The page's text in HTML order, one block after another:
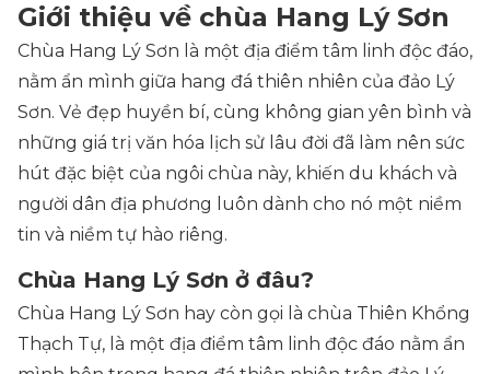
Giới thiệu về chùa Hang Lý Sơn
Chùa Hang Lý Sơn là một địa điểm tâm linh độc đáo,
nằm ẩn mình giữa hang đá thiên nhiên của đảo Lý
Sơn. Vẻ đẹp huyền bí, cùng không gian yên bình và
những giá trị văn hóa lịch sử lâu đời đã làm nên sức
hút đặc biệt của ngôi chùa này, khiến du khách và
người dân địa phương luôn dành cho nó một niềm
tin và niềm tự hào riêng.
Chùa Hang Lý Sơn ở đâu?
Chùa Hang Lý Sơn hay còn gọi là chùa Thiên Khổng
Thạch Tự, là một địa điểm tâm linh độc đáo nằm ẩn